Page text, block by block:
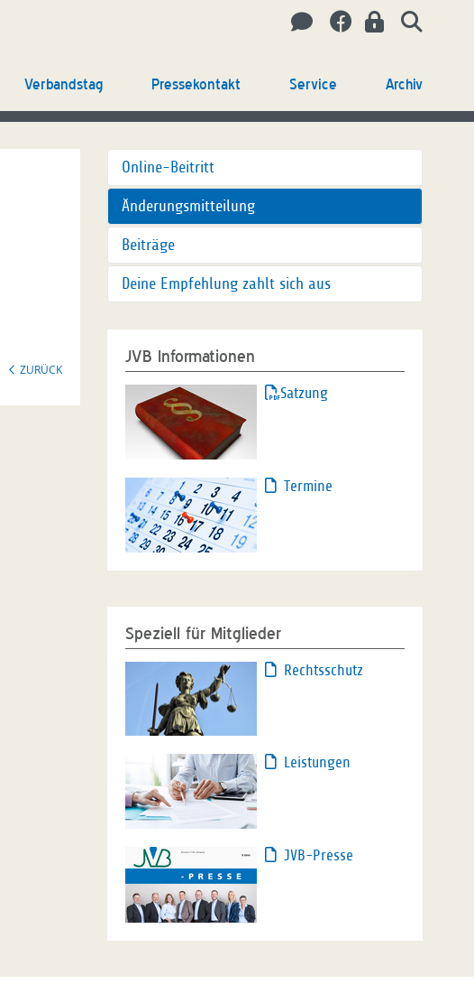
Verbandstag Pressekontakt Service Archiv
ZURÜCK
Online-Beitritt
Änderungsmitteilung
Beiträge
Deine Empfehlung zahlt sich aus
JVB Informationen
Satzung
Termine
Speziell für Mitglieder
Rechtsschutz
Leistungen
JVB-Presse